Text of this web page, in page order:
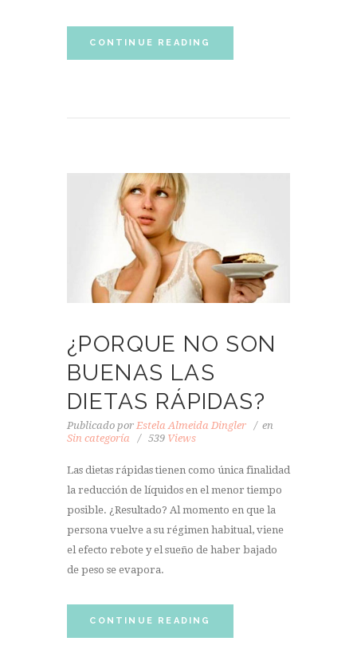
CONTINUE READING
¿PORQUE NO SON
BUENAS LAS
DIETAS RÁPIDAS?
Publicado por Estela Almeida Dingler
en
Sin categoría
539 Views
Las dietas rápidas tienen como única finalidad
la reducción de líquidos en el menor tiempo
posible. ¿Resultado? Al momento en que la
persona vuelve a su régimen habitual, viene
el efecto rebote y el sueño de haber bajado
de peso se evapora.
CONTINUE READING